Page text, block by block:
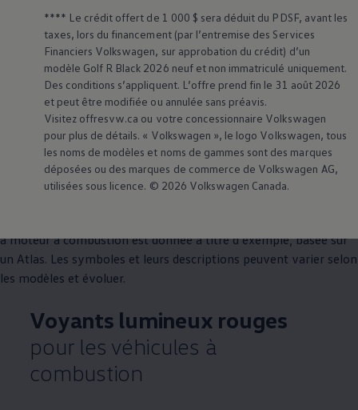
- Vert, blanc ou bleu : À titre d’information.
Aucune action requise.
Véhicules à moteur à
combustion.
à moteur à combustion est donnée à titre d’exemple, basée sur
un Atlas. Les symboles et leurs descriptions peuvent varier selon
les modèles et évoluer.
Voyants lumineux rouges
pour les véhicules à
combustion
**** Le crédit offert de 1 000 $ sera déduit du PDSF, avant les
taxes, lors du financement (par l’entremise des Services
Financiers Volkswagen, sur approbation du crédit) d’un
modèle Golf R Black 2026 neuf et non immatriculé uniquement.
Des conditions s’appliquent. L’offre prend fin le 31 août 2026
et peut être modifiée ou annulée sans préavis.
Visitez offresvw.ca ou votre concessionnaire Volkswagen
pour plus de détails. « Volkswagen », le logo Volkswagen, tous
les noms de modèles et noms de gammes sont des marques
déposées ou des marques de commerce de Volkswagen AG,
utilisées sous licence. © 2026 Volkswagen Canada.